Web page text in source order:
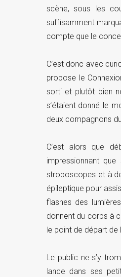
scène, sous les
suffisamment
compte que le
C’est donc avec
propose le
sorti et plutôt bien
s’étaient donné le
deux compagnons
C’est alors que
impressionnant
stroboscopes et à
épileptique pour
flashes des
donnent du corps à
le point de départ de
Le public ne s’y
lance dans ses